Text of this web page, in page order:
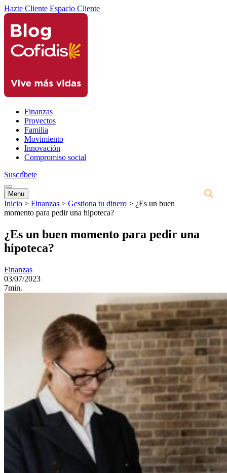
Hazte Cliente Espacio Cliente
Finanzas
Proyectos
Familia
Movimiento
Innovación
Compromiso social
Suscríbete
Menu
Inicio > Finanzas > Gestiona tu dinero > ¿Es un buen
momento para pedir una hipoteca?
¿Es un buen momento para pedir una
hipoteca?
Finanzas
03/07/2023
7min.